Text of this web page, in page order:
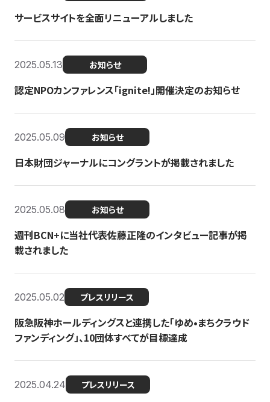
サービスサイトを全面リニューアルしました
2025.05.13 お知らせ
認定NPOカンファレンス「ignite!」開催決定のお知らせ
2025.05.09 お知らせ
日本財団ジャーナルにコングラントが掲載されました
2025.05.08 お知らせ
週刊BCN+に当社代表佐藤正隆のインタビュー記事が掲
載されました
2025.05.02 プレスリリース
阪急阪神ホールディングスと連携した「ゆめ•まちクラウド
ファンディング」、10団体すべてが目標達成
2025.04.24 プレスリリース